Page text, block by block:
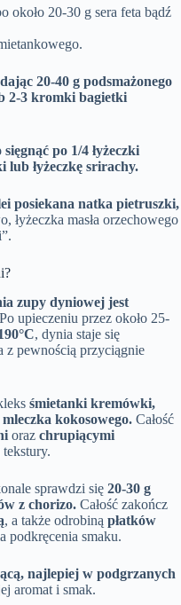
około 20-30 g sera feta bądź
20-40 g podsmażonego
2-3 kromki bagietki
po 1/4 łyżeczki
lub łyżeczkę srirachy.
posiekana natka pietruszki,
łyżeczka masła orzechowego
zupy dyniowej jest
Po upieczeniu przez około 25-
, dynia staje się
z pewnością przyciągnie
śmietanki kremówki,
kokosowego. Całość
oraz chrupiącymi
sprawdzi się 20-30 g
z chorizo. Całość zakończ
, a także odrobiną płatków
podkręcenia smaku.
najlepiej w podgrzanych
aromat i smak.